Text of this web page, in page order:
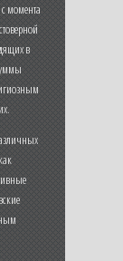
момента
в